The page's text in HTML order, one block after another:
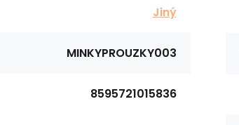
Jiný
MINKYPROUZKY003
8595721015836